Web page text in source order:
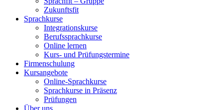
Zukunftsfit
Sprachkurse
Integrationskurse
Berufssprachkurse
Online lernen
Kurs- und Prüfungstermine
Firmenschulung
Kursangebote
Online-Sprachkurse
Sprachkurse in Präsenz
Prüfungen
Über uns